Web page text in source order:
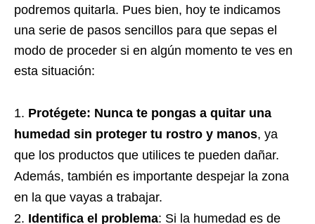
podremos quitarla. Pues bien, hoy te indicamos
una serie de pasos sencillos para que sepas el
modo de proceder si en algún momento te ves en
esta situación:
Protégete: Nunca te pongas a quitar una
humedad sin proteger tu rostro y manos, ya
que los productos que utilices te pueden dañar.
Además, también es importante despejar la zona
en la que vayas a trabajar.
Identifica el problema: Si la humedad es de